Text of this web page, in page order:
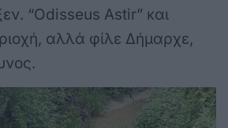
“Odisseus Astir” και
αλλά φίλε Δήμαρχε,